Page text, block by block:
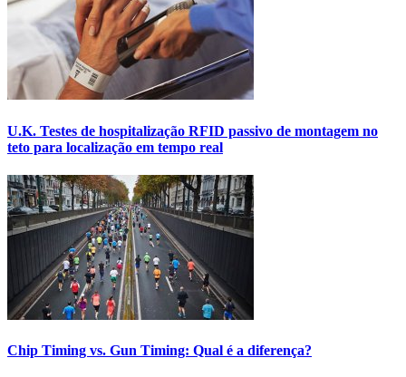
U.K. Testes de hospitalização RFID passivo de montagem no
teto para localização em tempo real
Chip Timing vs. Gun Timing: Qual é a diferença?